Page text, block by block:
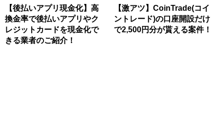
【後払いアプリ現金化】高
換金率で後払いアプリやク
レジットカードを現金化で
きる業者のご紹介！
【激アツ】CoinTrade(コイ
ントレード)の口座開設だけ
で2,500円分が貰える案件！